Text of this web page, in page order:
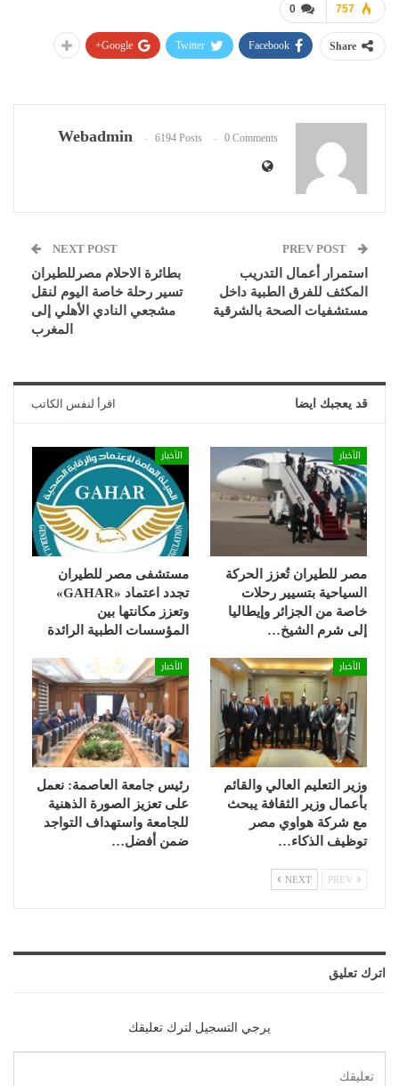
0 757
Share
Facebook
Twitter
Google+
Webadmin 6194 Posts 0 Comments
استمرار أعمال التدريب
المكثف للفرق الطبية داخل
مستشفيات الصحة بالشرقية
NEXT POST
بطائرة الاحلام مصرللطيران
تسير رحلة خاصة اليوم لنقل
مشجعي النادي الأهلي إلى
المغرب
قد يعجبك ايضا اقرأ لنفس الكاتب
الأخبار
مصر للطيران تُعزز الحركة
السياحية بتسيير رحلات
خاصة من الجزائر وإيطاليا
إلى شرم الشيخ…
الأخبار
مستشفى مصر للطيران
تجدد اعتماد «GAHAR»
وتعزز مكانتها بين
المؤسسات الطبية الرائدة
الأخبار
وزير التعليم العالي والقائم
بأعمال وزير الثقافة يبحث
مع شركة هواوي مصر
توظيف الذكاء…
الأخبار
رئيس جامعة العاصمة: نعمل
على تعزيز الصورة الذهنية
للجامعة واستهداف التواجد
ضمن أفضل…
NEXT
اترك تعليق
يرجي التسجيل لترك تعليقك